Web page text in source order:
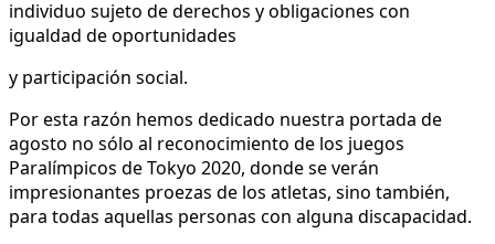
individuo sujeto de derechos y obligaciones con
igualdad de oportunidades
y participación social.
Por esta razón hemos dedicado nuestra portada de
agosto no sólo al reconocimiento de los juegos
Paralímpicos de Tokyo 2020, donde se verán
impresionantes proezas de los atletas, sino también,
para todas aquellas personas con alguna discapacidad.